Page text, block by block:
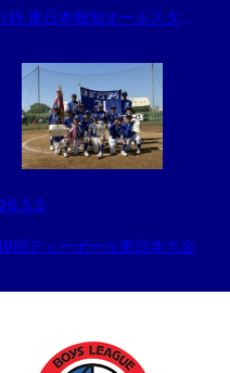
杯 東日本報知オールスター
回ティーボール東日本大会